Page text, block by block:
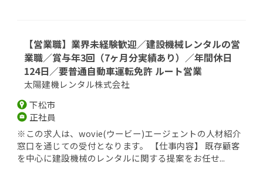
【営業職】業界未経験歓迎／建設機械レンタルの営
業職／賞与年3回（7ヶ月分実績あり）／年間休日
124日／要普通自動車運転免許 ルート営業
太陽建機レンタル株式会社
下松市
正社員
※この求人は、wovie(ウービー)エージェントの人材紹介
窓口を通じての受付となります。 【仕事内容】 既存顧客
を中心に建設機械のレンタルに関する提案をお任せ...